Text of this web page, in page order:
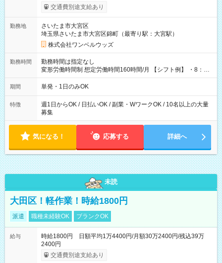
いOK！（規定あり） ┗働いたその日に現金GET♪ お仕事後はコ
ンビニATMから 日払い分を引き落とせます！ 【試用期間】試
交通費別途支給あり
勤務地
さいたま市大宮区
埼玉県さいたま市大宮区錦町（最寄り駅：大宮駅）
株式会社ワンベルウッズ
勤務時間
勤務時間は指定なし
変形労働時間制 想定労働時間160時間/月 【シフト例】 ・8：00
～21：00
期間 単発・1日のみOK
特徴
週1日からOK / 日払いOK / 副業・WワークOK / 10名以上の大量
募集
気になる！ 応募する 詳細へ
未読
大田区！軽作業！時給1800円
派遣 職種未経験OK ブランクOK
給与
時給1800円 日額平均1万4400円/月額30万2400円/残込39万
2400円
交通費別途支給あり